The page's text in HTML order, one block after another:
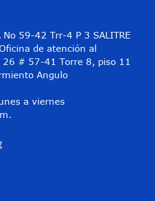
59-42 Trr-4 P 3 SALITRE
de atención al
26 # 57-41 Torre 8, piso 11
Angulo
a viernes